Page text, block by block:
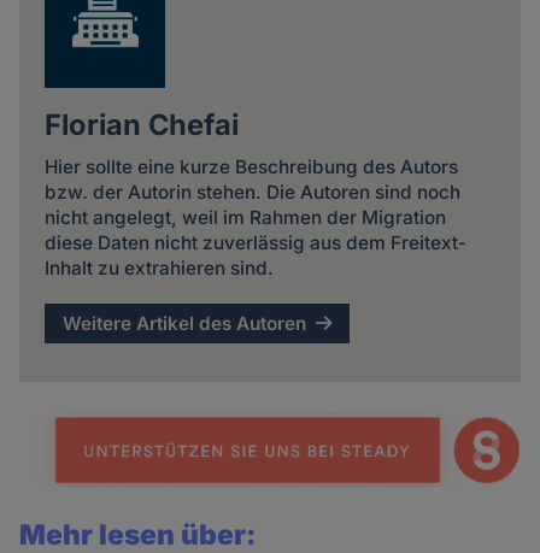
Florian Chefai
Hier sollte eine kurze Beschreibung des Autors
bzw. der Autorin stehen. Die Autoren sind noch
nicht angelegt, weil im Rahmen der Migration
diese Daten nicht zuverlässig aus dem Freitext-
Inhalt zu extrahieren sind.
Weitere Artikel des Autoren
Mehr lesen über: